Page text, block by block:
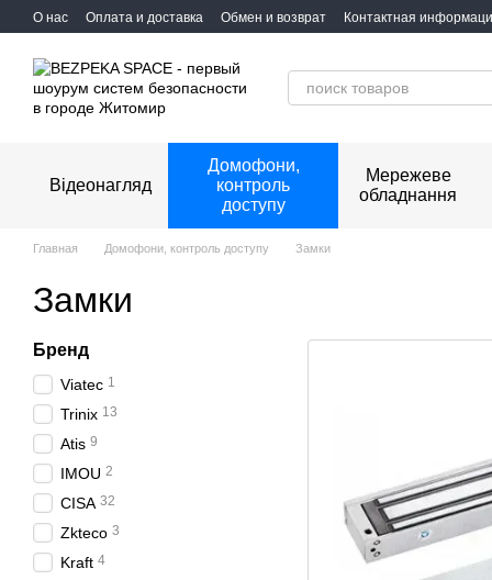
Перейти к основному контенту
О нас Оплата и доставка Обмен и возврат Контактная
Відеонагляд
Домофони,
контроль
доступу
Мережеве
обладнання
Главная Домофони, контроль доступу Замки
Замки
Бренд
Viatec 1
Trinix 13
Atis 9
IMOU 2
CISA 32
Zkteco 3
Kraft 4